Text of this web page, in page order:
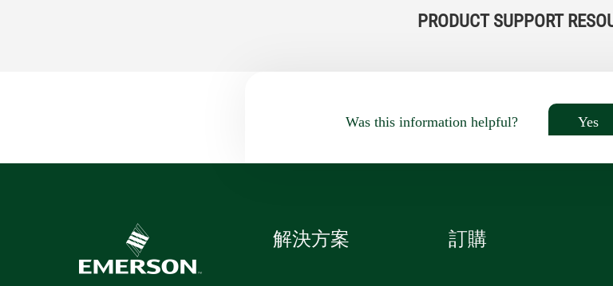
PRODUCT SUPPORT
Was this information helpful? Yes
解決方案 訂購